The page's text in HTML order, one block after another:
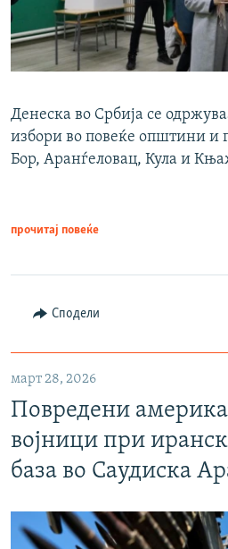
Денеска во Србија се
избори во повеќе општини и
Бор, Аранѓеловац, Кула и
прочитај повеќе
Сподели
март 28, 2026
Повредени
војници при
база во Саудиска